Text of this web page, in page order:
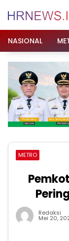
NASIONAL
METRO
Redaksi
Mei 20,